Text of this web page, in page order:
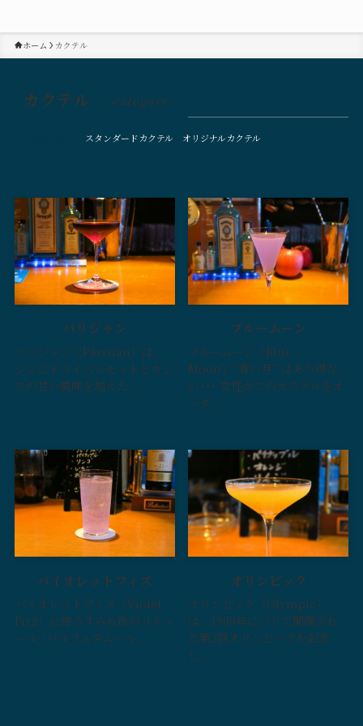
ホーム カクテル
カクテル – category –
スタンダードカクテル オリジナルカクテル
パリジャン
パリジャン（Parisian）は、
ジンにドライベルモットとカシ
スの甘い風味を加えた、...
ブルームーン
ブルームーン（Blue
Moon）”青い月” はあり得な
い･･･ 女性がこのカクテルをオ
ーダ...
バイオレットフィズ
バイオレットフィズ（Violet
Fizz）に使うすみれ色のリキュ
ール ”パルフェタムール...
オリンピック
オリンピック（Olympic）
は、1900年にパリで開催され
た第2回オリンピックを記念
し...